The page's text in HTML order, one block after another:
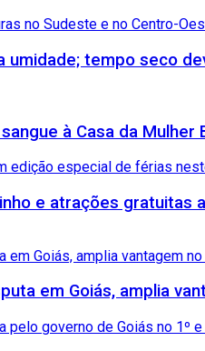
umidade; tempo seco
à Casa da
e atrações gratuitas
em Goiás, amplia